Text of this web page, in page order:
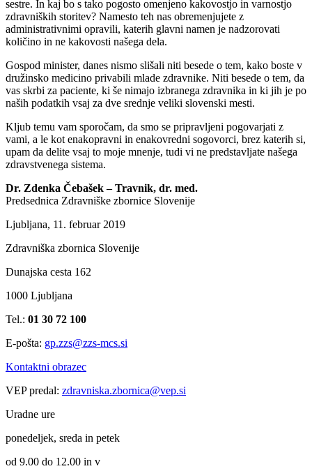
sestre. In kaj bo s tako pogosto omenjeno kakovostjo in varnostjo
zdravniških storitev? Namesto teh nas obremenjujete z
administrativnimi opravili, katerih glavni namen je nadzorovati
količino in ne kakovosti našega dela.
Gospod minister, danes nismo slišali niti besede o tem, kako boste v
družinsko medicino privabili mlade zdravnike. Niti besede o tem, da
vas skrbi za paciente, ki še nimajo izbranega zdravnika in ki jih je po
naših podatkih vsaj za dve srednje veliki slovenski mesti.
Kljub temu vam sporočam, da smo se pripravljeni pogovarjati z
vami, a le kot enakopravni in enakovredni sogovorci, brez katerih si,
upam da delite vsaj to moje mnenje, tudi vi ne predstavljate našega
zdravstvenega sistema.
Dr. Zdenka Čebašek – Travnik, dr. med.
Predsednica Zdravniške zbornice Slovenije
Ljubljana, 11. februar 2019
Zdravniška zbornica Slovenije
Dunajska cesta 162
1000 Ljubljana
Tel.: 01 30 72 100
E-pošta: gp.zzs@zzs-mcs.si
Kontaktni obrazec
VEP predal: zdravniska.zbornica@vep.si
Uradne ure
ponedeljek, sreda in petek
od 9.00 do 12.00 in v